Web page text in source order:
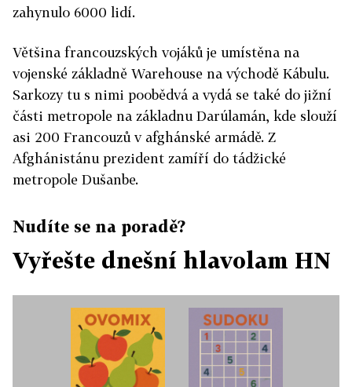
zahynulo 6000 lidí.
Většina francouzských vojáků je umístěna na
vojenské základně Warehouse na východě Kábulu.
Sarkozy tu s nimi poobědvá a vydá se také do jižní
části metropole na základnu Darúlamán, kde slouží
asi 200 Francouzů v afghánské armádě. Z
Afghánistánu prezident zamíří do tádžické
metropole Dušanbe.
Nudíte se na poradě?
Vyřešte dnešní hlavolam HN